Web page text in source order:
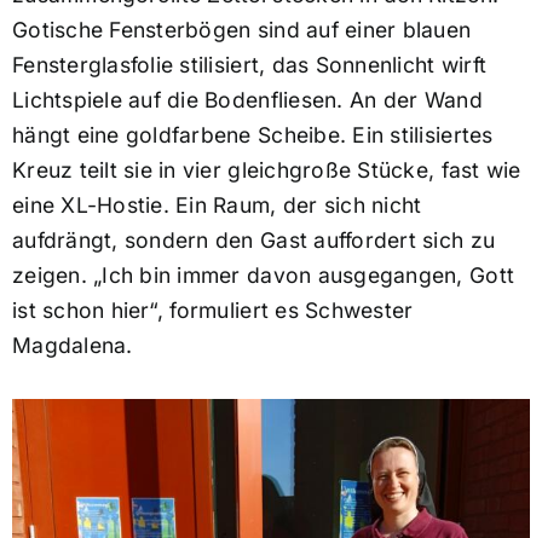
Gotische Fensterbögen sind auf einer blauen
Fensterglasfolie stilisiert, das Sonnenlicht wirft
Lichtspiele auf die Bodenfliesen. An der Wand
hängt eine goldfarbene Scheibe. Ein stilisiertes
Kreuz teilt sie in vier gleichgroße Stücke, fast wie
eine XL-Hostie. Ein Raum, der sich nicht
aufdrängt, sondern den Gast auffordert sich zu
zeigen. „Ich bin immer davon ausgegangen, Gott
ist schon hier“, formuliert es Schwester
Magdalena.